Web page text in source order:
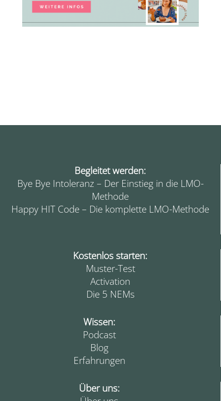
Begleitet werden:
Bye Bye Intoleranz – Der Einstieg in die LMO-
Methode
Happy HIT Code – Die komplette LMO-Methode
Kostenlos starten:
Muster-Test
Activation
Die 5 NEMs
Wissen:
Podcast
Blog
Erfahrungen
Über uns: